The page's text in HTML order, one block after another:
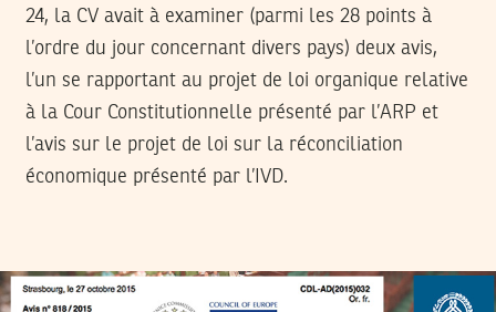
24, la CV avait à examiner (parmi les 28 points à
l’ordre du jour concernant divers pays) deux avis,
l’un se rapportant au projet de loi organique relative
à la Cour Constitutionnelle présenté par l’ARP et
l’avis sur le projet de loi sur la réconciliation
économique présenté par l’IVD.